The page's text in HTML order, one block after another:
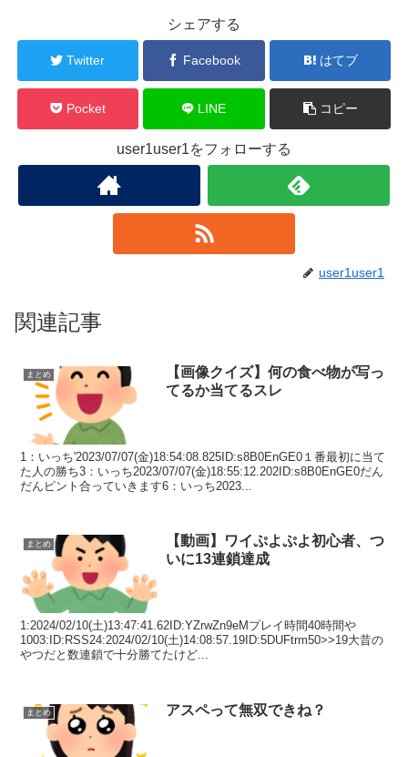
シェアする
Twitter Facebook はてブ
Pocket LINE コピー
user1user1をフォローする
user1user1
関連記事
まとめ
【画像クイズ】何の食べ物が写っ
てるか当てるスレ
1：いっち'2023/07/07(金)18:54:08.825ID:s8B0EnGE0１番最初に当て
た人の勝ち3：いっち2023/07/07(金)18:55:12.202ID:s8B0EnGE0だん
だんピント合っていきます6：いっち2023...
まとめ
【動画】ワイぷよぷよ初心者、つ
いに13連鎖達成
1:2024/02/10(土)13:47:41.62ID:YZrwZn9eMプレイ時間40時間や
1003:ID:RSS24:2024/02/10(土)14:08:57.19ID:5DUFtrm50>>19大昔の
やつだと数連鎖で十分勝てたけど...
まとめ アスペって無双できね？